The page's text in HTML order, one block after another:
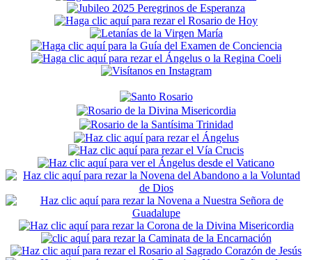
Secondary
Sidebar